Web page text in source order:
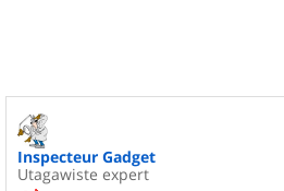
Inspecteur Gadget
Utagawiste expert